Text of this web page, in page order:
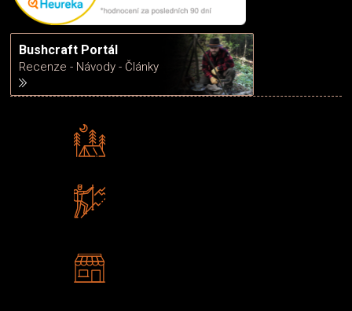
Bushcraft Portál
Recenze - Návody - Články